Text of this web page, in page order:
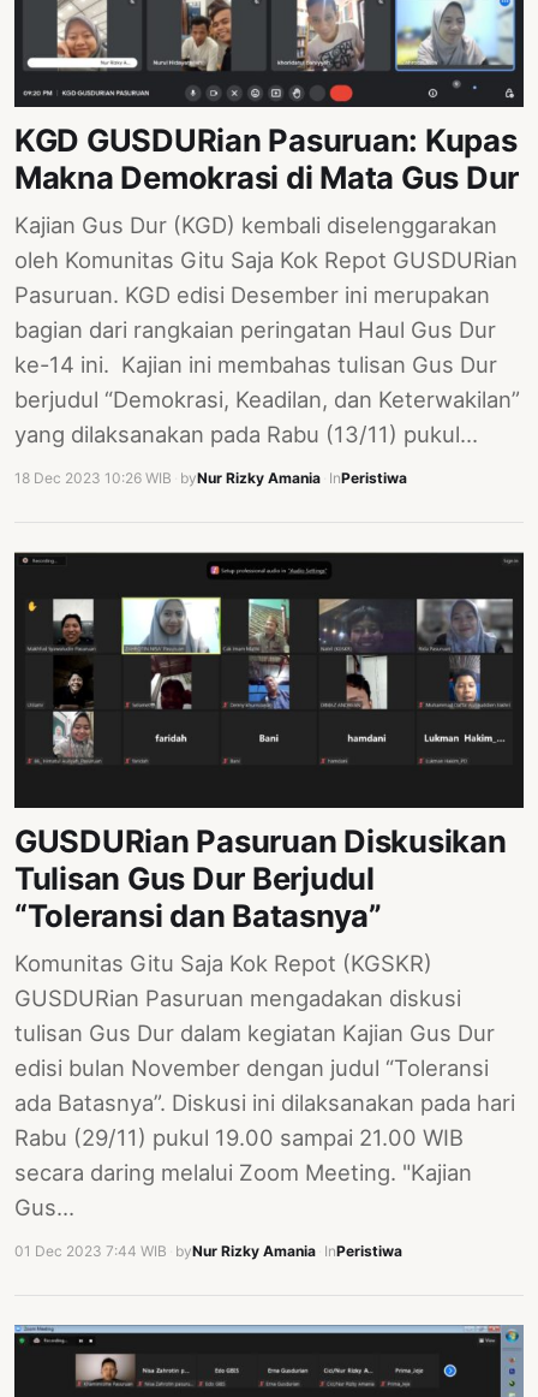
KGD GUSDURian Pasuruan: Kupas
Makna Demokrasi di Mata Gus Dur
Kajian Gus Dur (KGD) kembali diselenggarakan
oleh Komunitas Gitu Saja Kok Repot GUSDURian
Pasuruan. KGD edisi Desember ini merupakan
bagian dari rangkaian peringatan Haul Gus Dur
ke-14 ini. Kajian ini membahas tulisan Gus Dur
berjudul “Demokrasi, Keadilan, dan Keterwakilan”
yang dilaksanakan pada Rabu (13/11) pukul…
18 Dec 2023 10:26 WIB byNur Rizky Amania InPeristiwa
GUSDURian Pasuruan Diskusikan
Tulisan Gus Dur Berjudul
“Toleransi dan Batasnya”
Komunitas Gitu Saja Kok Repot (KGSKR)
GUSDURian Pasuruan mengadakan diskusi
tulisan Gus Dur dalam kegiatan Kajian Gus Dur
edisi bulan November dengan judul “Toleransi
ada Batasnya”. Diskusi ini dilaksanakan pada hari
Rabu (29/11) pukul 19.00 sampai 21.00 WIB
secara daring melalui Zoom Meeting. "Kajian
Gus…
01 Dec 2023 7:44 WIB byNur Rizky Amania InPeristiwa